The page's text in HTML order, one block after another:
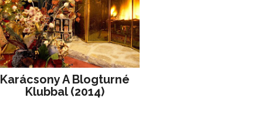
Karácsony A Blogturné
Klubbal (2014)